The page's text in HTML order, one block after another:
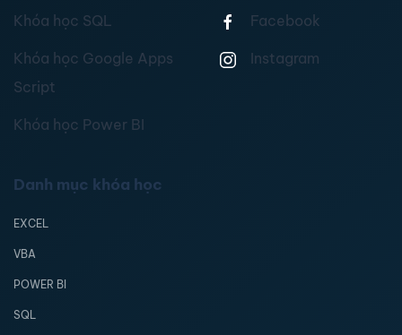
Khóa học SQL
Khóa học Google Apps
Script
Khóa học Power BI
Facebook
Instagram
Danh mục khóa học
EXCEL
VBA
POWER BI
SQL